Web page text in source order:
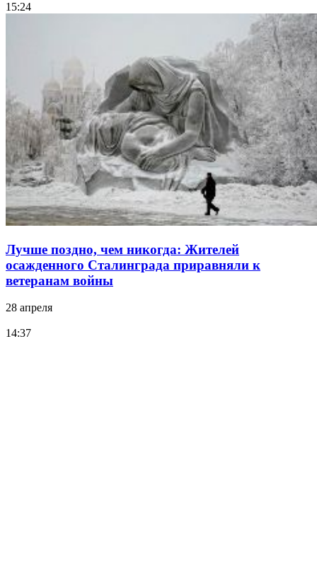
15:24
Лучше поздно, чем никогда: Жителей
осажденного Сталинграда приравняли к
ветеранам войны
28 апреля
14:37